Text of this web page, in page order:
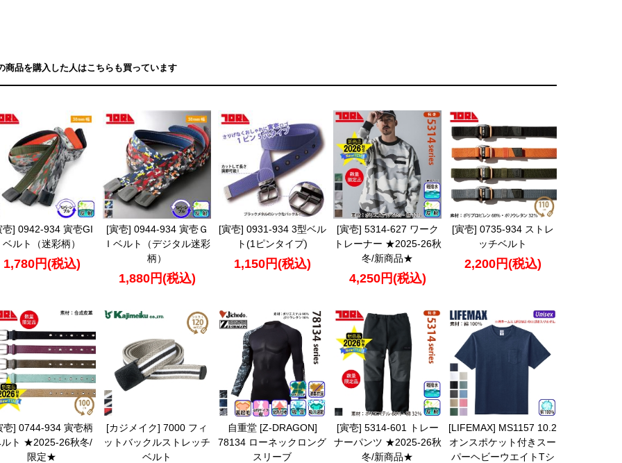
商品を購入した人はこちらも買っています
壱] 0942-934 寅壱GI
ベルト（迷彩柄）
1,780円(税込)
[寅壱] 0944-934 寅壱Ｇ
Ｉベルト（デジタル迷彩
柄）
1,880円(税込)
[寅壱] 0931-934 3型ベル
ト(1ピンタイプ)
1,150円(税込)
[寅壱] 5314-627 ワーク
トレーナー ★2025-26秋
冬/新商品★
4,250円(税込)
[寅壱] 0735-934 ストレ
ッチベルト
2,200円(税込)
壱] 0744-934 寅壱柄
ト ★2025-26秋冬/
限定★
[カジメイク] 7000 フィ
ットバックルストレッチ
ベルト
自重堂 [Z-DRAGON]
78134 ローネックロング
スリーブ
[寅壱] 5314-601 トレー
ナーパンツ ★2025-26秋
冬/新商品★
[LIFEMAX] MS1157 10.2
オンスポケット付きスー
パーヘビーウエイトTシ